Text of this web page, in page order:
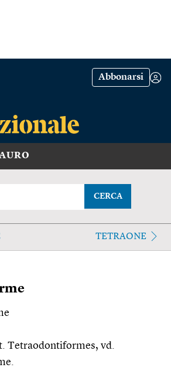
Abbonarsi
CERCA
TETRAONE
Tetraodontiformes, vd.